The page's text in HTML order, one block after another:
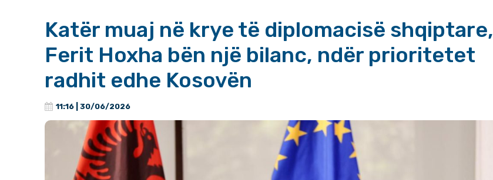
Katër muaj në krye të diplomacisë shqiptare,
Ferit Hoxha bën një bilanc, ndër prioritetet
radhit edhe Kosovën
11:16 | 30/06/2026